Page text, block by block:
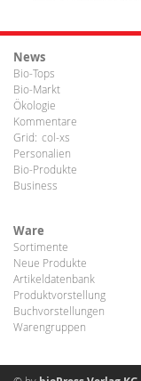
News
Bio-Tops
Bio-Markt
Ökologie
Kommentare
Grid: col-xs
Personalien
Bio-Produkte
Business
Ware
Sortimente
Neue Produkte
Artikeldatenbank
Produktvorstellung
Buchvorstellungen
Warengruppen